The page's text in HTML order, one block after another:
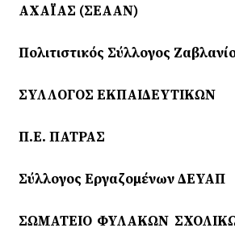
ΑΧΑΪΑΣ (ΣΕΑAΝ)
Πολιτιστικός Σύλλογος
ΣΥΛΛΟΓΟΣ ΕΚΠΑΙΔΕΥΤΙΚΩΝ
Π.Ε. ΠΑΤΡΑΣ
Σύλλογος Εργαζομένων ΔΕΥΑΠ
ΣΩΜΑΤΕΙΟ ΦΥΛΑΚΩΝ